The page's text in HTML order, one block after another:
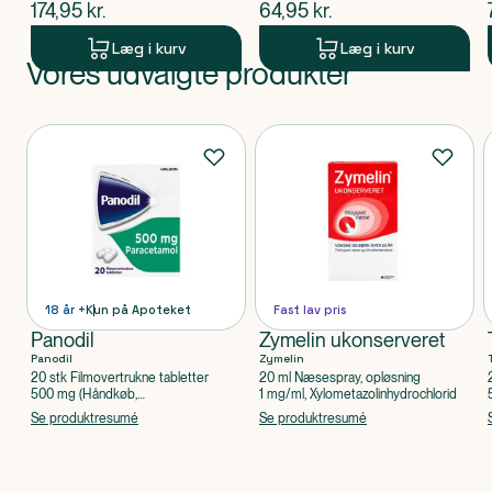
$nuværende pris
174,95 kr.
Læg i kurv
$nuværende pris
64,95 kr.
Læg i kurv
Produkt 1 af 0
Vores udvalgte produkter
Produkter
18 år +Kun på Apoteket
Panodil
Panodil
20 stk Filmovertrukne tabletter
500 mg (Håndkøb,
apoteksforbeholdt), Paracetamol
Se produktresumé
Fast lav pris
Zymelin ukonserveret
Zymelin
20 ml Næsespray, opløsning
1 mg/ml, Xylometazolinhydrochlorid
Se produktresumé